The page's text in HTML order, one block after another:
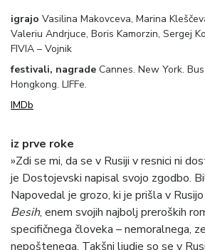
igrajo Vasilina Makovceva, Marina
Valeriu Andrjuce, Boris Kamorzin, Sergej
FIVIA – Vojnik
festivali, nagrade Cannes. New York.
Hongkong. LIFFe.
IMDb
iz prve roke
»Zdi se mi, da se v Rusiji v resnici ni
je Dostojevski napisal svojo zgodbo.
Napovedal je grozo, ki je prišla v
Besih, enem svojih najbolj preroških
specifičnega človeka – nemoralnega,
nepoštenega. Takšni ljudje so se v